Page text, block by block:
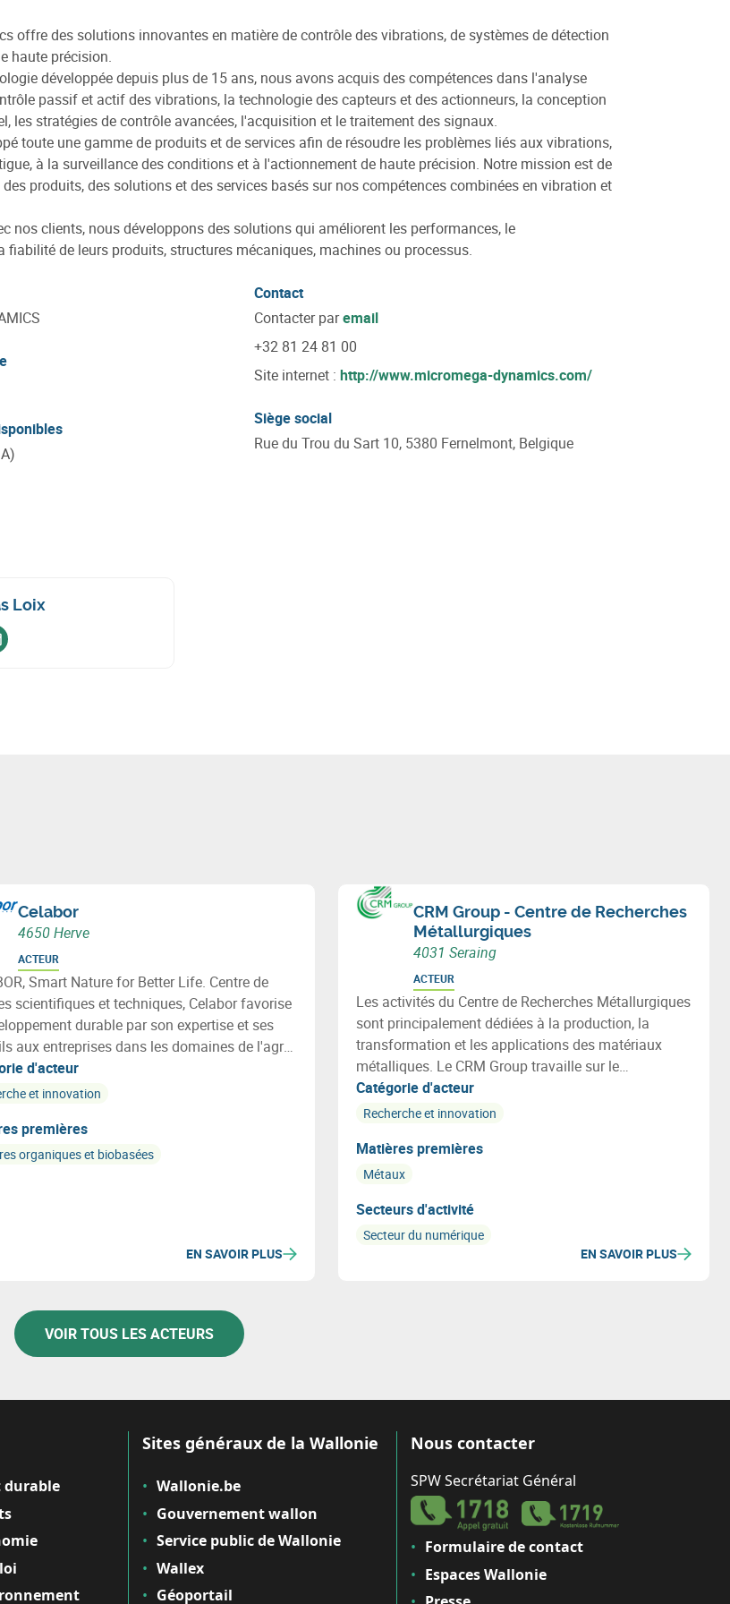
offre des solutions innovantes en matière de contrôle des vibrations, de systèmes de détection
haute précision.
développée depuis plus de 15 ans, nous avons acquis des compétences dans l'analyse
passif et actif des vibrations, la technologie des capteurs et des actionneurs, la conception
les stratégies de contrôle avancées, l'acquisition et le traitement des signaux.
toute une gamme de produits et de services afin de résoudre les problèmes liés aux vibrations,
à la surveillance des conditions et à l'actionnement de haute précision. Notre mission est de
produits, des solutions et des services basés sur nos compétences combinées en vibration et
nos clients, nous développons des solutions qui améliorent les performances, le
fiabilité de leurs produits, structures mécaniques, machines ou processus.
Contact
Contacter paremail
+32 81 24 81 00
Site internet : http://www.micromega-dynamics.com/
Siège social
Rue du Trou du Sart 10, 5380 Fernelmont, Belgique
Loix
linkedinun email
Celabor
4650 Herve
ACTEUR
Smart Nature for Better Life. Centre de
scientifiques et techniques, Celabor favorise
durable par son expertise et ses
aux entreprises dans les domaines de l'agro-
(FOOD), de la valorisation de la biomasse
de l’environnement (ENVIRONEMENT),
bio-basées).
d'acteur
et innovation
premières
organiques et biobasées
EN SAVOIR PLUS
CRM Group - Centre de Recherches
Métallurgiques
4031 Seraing
ACTEUR
Les activités du Centre de Recherches Métallurgiques
sont principalement dédiées à la production, la
transformation et les applications des matériaux
métalliques. Le CRM Group travaille sur le
développement de métaux dits intelligents.
Catégorie d'acteur
Recherche et innovation
Matières premières
Métaux
Secteurs d'activité
Secteur du numérique
EN SAVOIR PLUS
VOIR TOUS LES ACTEURS
durable
Sites généraux de la Wallonie
Wallonie.be
Gouvernement wallon
Service public de Wallonie
Wallex
Géoportail
Nous contacter
SPW Secrétariat Général
Formulaire de contact
Espaces Wallonie